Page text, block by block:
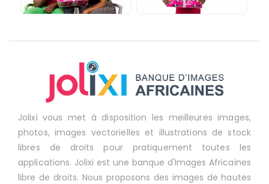
Jolixi vous met à disposition les meilleures images,
photos, images vectorielles et illustrations de stock
libres de droits pour pratiquement toutes les
applications. Jolixi est une banque d'Images Africaines
libre de droits. Nous proposons des images de hautes